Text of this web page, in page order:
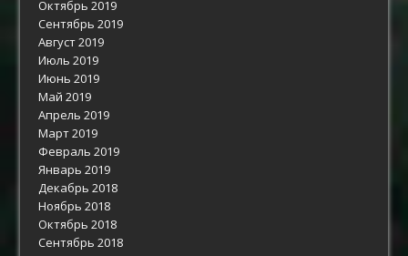
Октябрь 2019
Сентябрь 2019
Август 2019
Июль 2019
Июнь 2019
Май 2019
Апрель 2019
Март 2019
Февраль 2019
Январь 2019
Декабрь 2018
Ноябрь 2018
Октябрь 2018
Сентябрь 2018